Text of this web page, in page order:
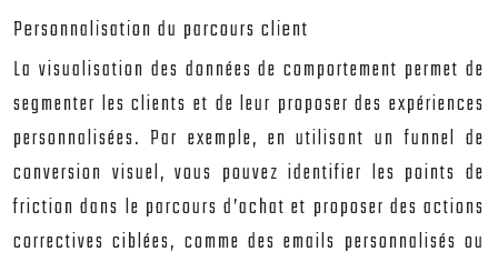
Personnalisation du parcours client
La visualisation des données de comportement permet de
segmenter les clients et de leur proposer des expériences
personnalisées. Par exemple, en utilisant un funnel de
conversion visuel, vous pouvez identifier les points de
friction dans le parcours d’achat et proposer des actions
correctives ciblées, comme des emails personnalisés ou